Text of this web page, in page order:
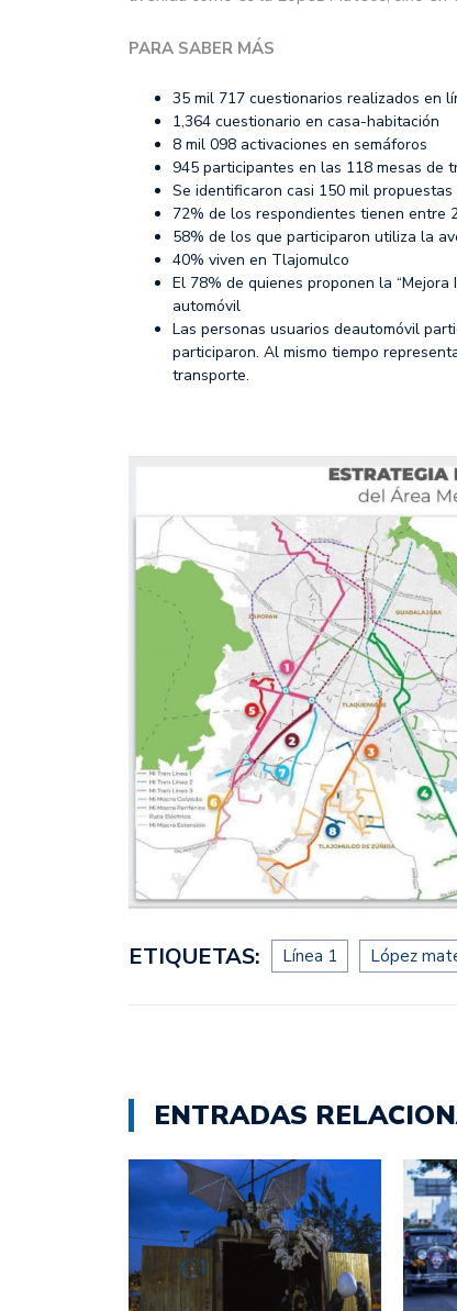
PARA SABER MÁS
35 mil 717 cuestionarios realizados en
1,364 cuestionario en casa-habitación
8 mil 098 activaciones en semáforos
945 participantes en las 118 mesas de
Se identificaron casi 150 mil propuestas
72% de los respondientes tienen entre
58% de los que participaron utiliza la
40% viven en Tlajomulco
El 78% de quienes proponen la
automóvil
Las personas usuarios deautomóvil
participaron. Al mismo tiempo
transporte.
ETIQUETAS: Línea 1 López
ENTRADAS